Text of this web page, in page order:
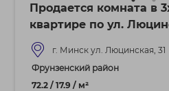
Продается комната в
квартире по ул.
г. Минск ул. Люцинская, 31
Фрунзенский район
72.2 / 17.9 / м²